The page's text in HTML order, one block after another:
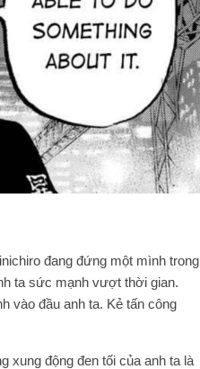
đang đứng một mình trong
ta sức mạnh vượt thời gian.
vào đầu anh ta. Kẻ tấn công
xung động đen tối của anh ta là